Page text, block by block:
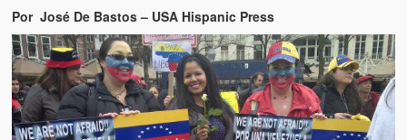
Todos Unidos por Venezuela te da la bienvenida a éste nuestro
Blog. (Todos Unidos por Venezuela welcomes you to our Blog)
Acerca de este blog (About this Blog)
Artículos
Por José De Bastos – USA Hispanic Press